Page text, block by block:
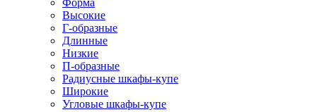
Форма
Высокие
Г-образные
Длинные
Низкие
П-образные
Радиусные шкафы-купе
Широкие
Угловые шкафы-купе